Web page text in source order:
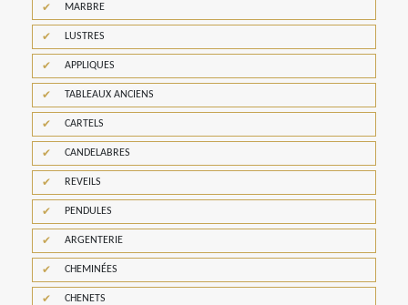
MARBRE
LUSTRES
APPLIQUES
TABLEAUX ANCIENS
CARTELS
CANDELABRES
REVEILS
PENDULES
ARGENTERIE
CHEMINÉES
CHENETS